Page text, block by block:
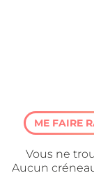
ME FAIRE
Vous ne
Aucun